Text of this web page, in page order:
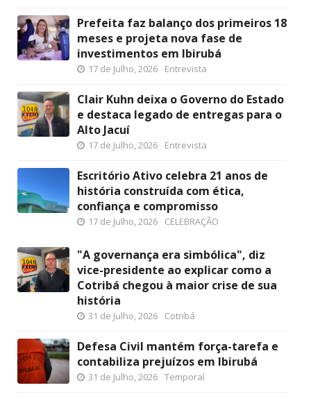
Prefeita faz balanço dos primeiros 18
meses e projeta nova fase de
investimentos em Ibirubá
17 de Julho, 2026 Entrevista
Clair Kuhn deixa o Governo do Estado
e destaca legado de entregas para o
Alto Jacuí
17 de Julho, 2026 Entrevista
Escritório Ativo celebra 21 anos de
história construída com ética,
confiança e compromisso
17 de Julho, 2026 CELEBRAÇÃO
"A governança era simbólica", diz
vice-presidente ao explicar como a
Cotribá chegou à maior crise de sua
história
31 de Julho, 2026 Cotribá
Defesa Civil mantém força-tarefa e
contabiliza prejuízos em Ibirubá
31 de Julho, 2026 Temporal